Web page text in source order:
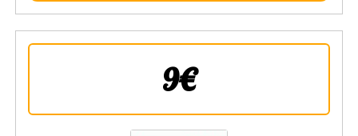
9€